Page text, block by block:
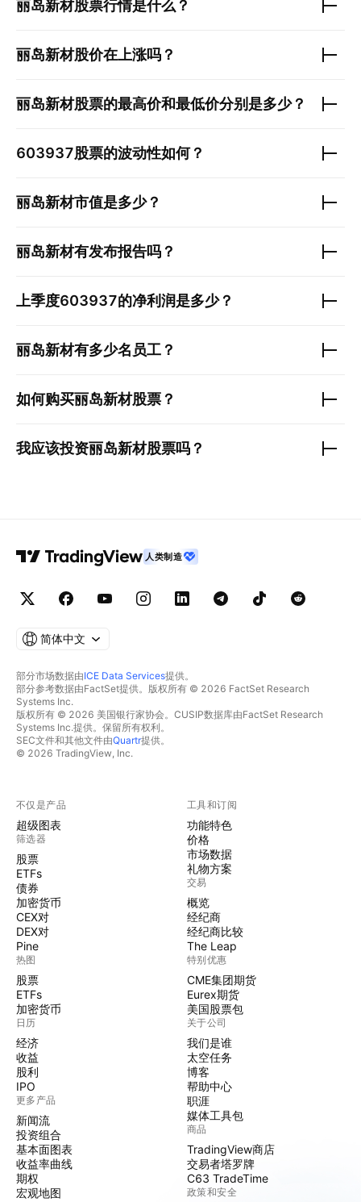
丽岛新材股票行情是什么？
丽岛新材股价在上涨吗？
丽岛新材股票的最高价和最低价分别是多少？
603937股票的波动性如何？
丽岛新材市值是多少？
丽岛新材有发布报告吗？
上季度603937的净利润是多少？
丽岛新材有多少名员工？
如何购买丽岛新材股票？
我应该投资丽岛新材股票吗？
人类制造
简体中文
部分市场数据由ICE Data Services提供。
部分参考数据由FactSet提供。版权所有 © 2026 FactSet Research
Systems Inc.
版权所有 © 2026 美国银行家协会。CUSIP数据库由FactSet Research
Systems Inc.提供。保留所有权利。
SEC文件和其他文件由Quartr提供。
© 2026 TradingView, Inc.
不仅是产品
超级图表
筛选器
股票
ETFs
债券
加密货币
CEX对
DEX对
Pine
热图
股票
ETFs
加密货币
日历
经济
收益
股利
IPO
更多产品
新闻流
投资组合
基本面图表
收益率曲线
期权
宏观地图
工具和订阅
功能特色
价格
市场数据
礼物方案
交易
概览
经纪商
经纪商比较
The Leap
特别优惠
CME集团期货
Eurex期货
美国股票包
关于公司
我们是谁
太空任务
博客
帮助中心
职涯
媒体工具包
商品
TradingView商店
交易者塔罗牌
C63 TradeTime
政策和安全